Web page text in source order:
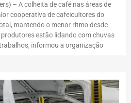
– A colheita de café nas áreas de
cooperativa de cafeicultores do
mantendo o menor ritmo desde
estão lidando com chuvas
informou a organização